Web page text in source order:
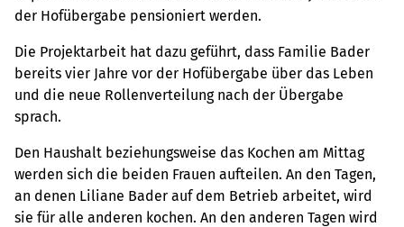
der Hofübergabe pensioniert werden.
Die Projektarbeit hat dazu geführt, dass Familie Bader
bereits vier Jahre vor der Hofübergabe über das Leben
und die neue Rollenverteilung nach der Übergabe
sprach.
Den Haushalt beziehungsweise das Kochen am Mittag
werden sich die beiden Frauen aufteilen. An den Tagen,
an denen Liliane Bader auf dem Betrieb arbeitet, wird
sie für alle anderen kochen. An den anderen Tagen wird